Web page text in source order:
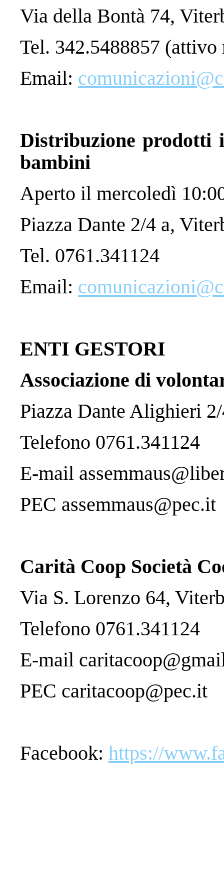
Via della Bontà 74,
Tel. 342.5488857 (attivo
Email:
Distribuzione prodotti
bambini
Aperto il mercoledì
Piazza Dante 2/4 a,
Tel. 0761.341124
Email:
ENTI GESTORI
Associazione di
Piazza Dante Alighieri
Telefono 0761.341124
E-mail
PEC assemmaus@pec.it
Carità Coop Società
Via S. Lorenzo 64,
Telefono 0761.341124
E-mail
PEC caritacoop@pec.it
Facebook: https://